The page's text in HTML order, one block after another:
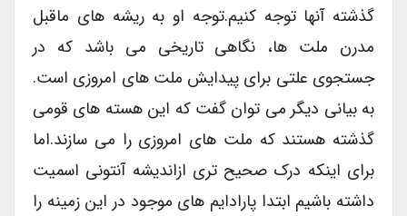
گذشته آنها توجه کنیم.توجه او به ریشه های ماقبل
مدرن ملت ها، نگاهی تاریخی می باشد که در
جستجوی علتی برای پیدایش ملت های امروزی است.
به بیانی دیگر می توان گفت که این هسته های قومی
گذشته هستند که ملت های امروزی را می سازند.اما
برای اینکه درک صحیح تری ازاندیشه آنتونی اسمیت
داشته باشیم ابتدا پارادایم های موجود در این زمینه را